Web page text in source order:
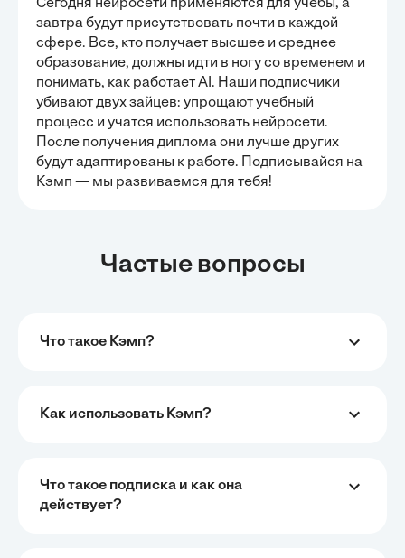
Сегодня нейросети применяются для учёбы, а
завтра будут присутствовать почти в каждой
сфере. Все, кто получает высшее и среднее
образование, должны идти в ногу со временем и
понимать, как работает AI. Наши подписчики
убивают двух зайцев: упрощают учебный
процесс и учатся использовать нейросети.
После получения диплома они лучше других
будут адаптированы к работе. Подписывайся на
Кэмп — мы развиваемся для тебя!
Частые вопросы
Что такое Кэмп?
Как использовать Кэмп?
Что такое подписка и как она
действует?